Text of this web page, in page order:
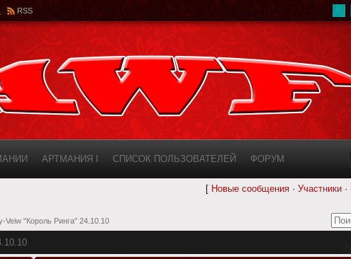
RSS
АРТМАНИЯ I СПИСОК ПОЛЬЗОВАТЕЛЕЙ ФОРУМ
[ Новые сообщения · Участники ·
Veiw "Король Ринга" 24.10.10